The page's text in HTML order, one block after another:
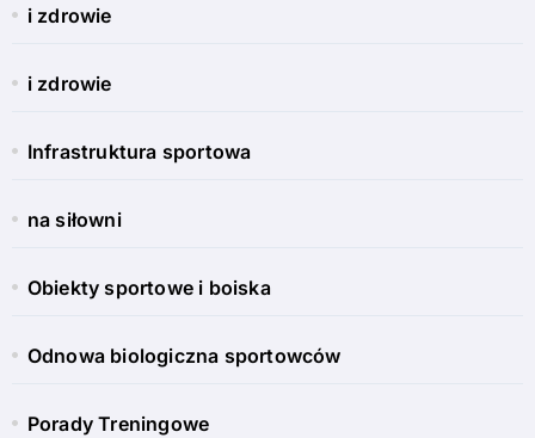
i zdrowie
i zdrowie
Infrastruktura sportowa
na siłowni
Obiekty sportowe i boiska
Odnowa biologiczna sportowców
Porady Treningowe